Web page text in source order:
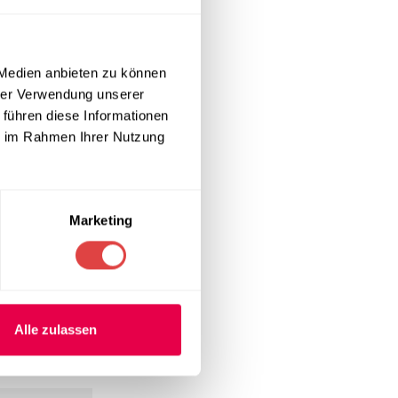
anbieten zu können
Verwendung unserer
diese Informationen
Rahmen Ihrer Nutzung
Marketing
Alle zulassen
Mit einem
stabilen
auf Ihren